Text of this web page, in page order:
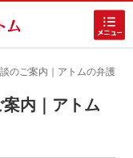
のご案内｜アトムの弁護士
内｜アトム